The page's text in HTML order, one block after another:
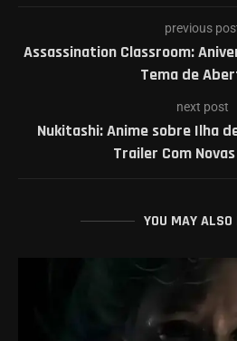
previous
Assassination Classroom:
Tema de
next post
Nukitashi: Anime sobre Ilha
Trailer Com
YOU MAY ALSO